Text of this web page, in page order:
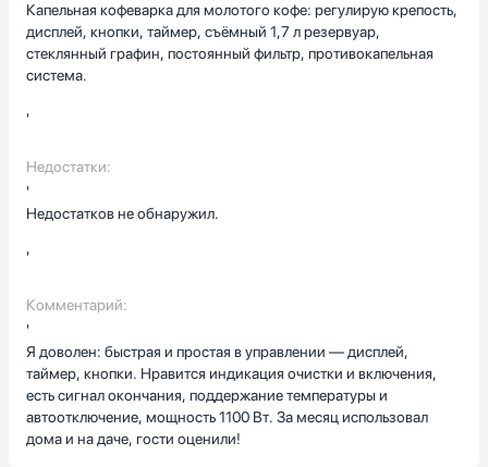
Капельная кофеварка для молотого кофе: регулирую крепость,
дисплей, кнопки, таймер, съёмный 1,7 л резервуар,
стеклянный графин, постоянный фильтр, противокапельная
система.
'
Недостатки:
'
Недостатков не обнаружил.
'
Комментарий:
'
Я доволен: быстрая и простая в управлении — дисплей,
таймер, кнопки. Нравится индикация очистки и включения,
есть сигнал окончания, поддержание температуры и
автоотключение, мощность 1100 Вт. За месяц использовал
дома и на даче, гости оценили!